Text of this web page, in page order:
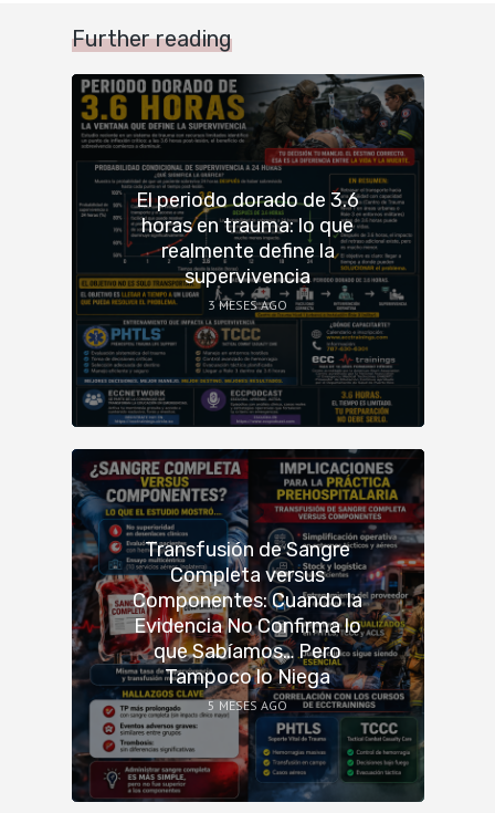
Further reading
El periodo dorado de 3.6
horas en trauma: lo que
realmente define la
supervivencia
3 MESES AGO
Transfusión de Sangre
Completa versus
Componentes: Cuando la
Evidencia No Confirma lo
que Sabíamos… Pero
Tampoco lo Niega
5 MESES AGO